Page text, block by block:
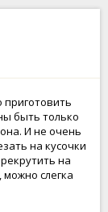
быть только
И не очень
на кусочки
на
слегка